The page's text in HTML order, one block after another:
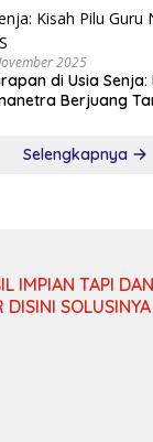
2025
di Usia Senja:
Berjuang
Selengkapnya
IMPIAN TAPI